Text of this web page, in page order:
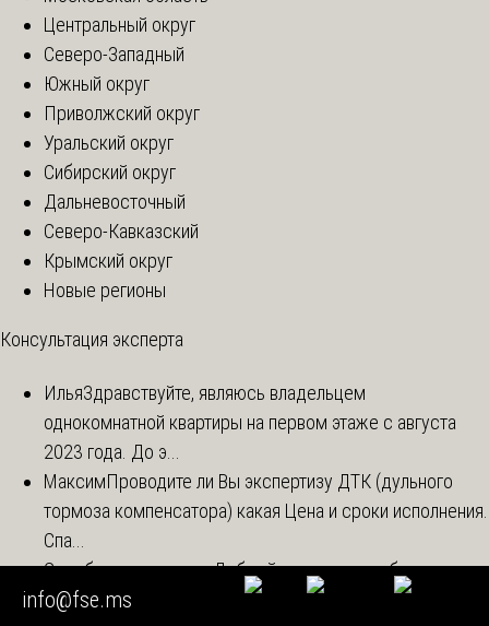
Центральный округ
Северо-Западный
Южный округ
Приволжский округ
Уральский округ
Сибирский округ
Дальневосточный
Северо-Кавказский
Крымский округ
Новые регионы
Консультация эксперта
ИльяЗдравствуйте, являюсь владельцем
однокомнатной квартиры на первом этаже с августа
2023 года. До э...
МаксимПроводите ли Вы экспертизу ДТК (дульного
тормоза компенсатора) какая Цена и сроки исполнения.
Спа...
Судебная экспертизаДобрый день, нам необходимо
выполнить экспертизу по ЛКМ. Суть в следующем,
info@fse.ms